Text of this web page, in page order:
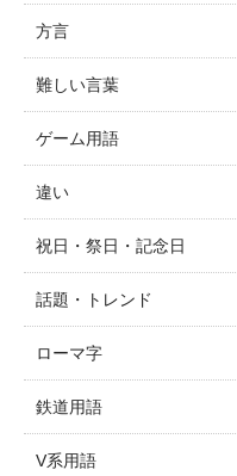
方言
難しい言葉
ゲーム用語
違い
祝日・祭日・記念日
話題・トレンド
ローマ字
鉄道用語
V系用語